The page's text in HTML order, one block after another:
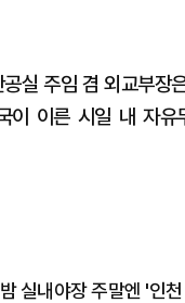
실 주임 겸 외교부장
이 이른 시일 내 자
실내야장 주말엔 '인